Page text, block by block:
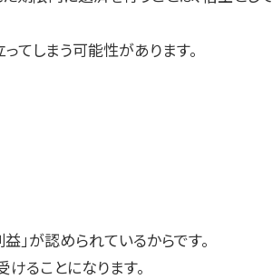
てしまう可能性があります。
」が認められているからです。
ることになります。